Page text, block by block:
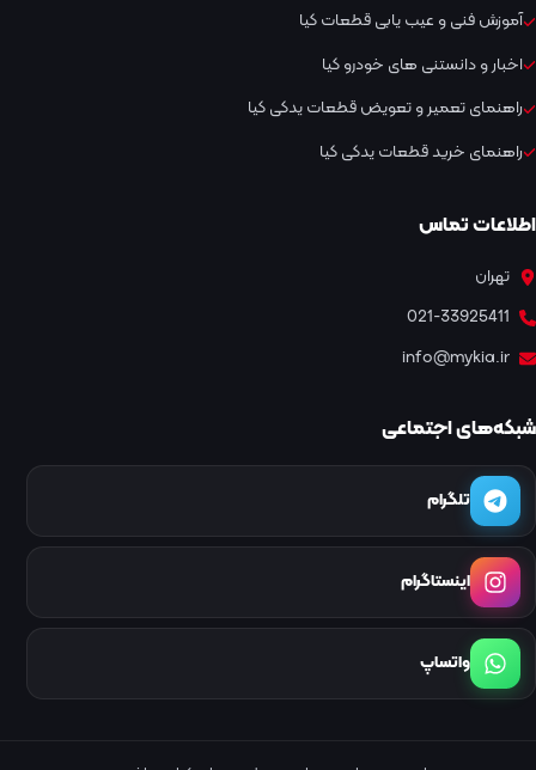
آموزش فنی و عیب یابی قطعات کیا
اخبار و دانستنی های خودرو کیا
راهنمای تعمیر و تعویض قطعات یدکی کیا
راهنمای خرید قطعات یدکی کیا
اطلاعات تماس
تهران
021-33925411
info@mykia.ir
شبکه‌های اجتماعی
تلگرام
اینستاگرام
واتساپ